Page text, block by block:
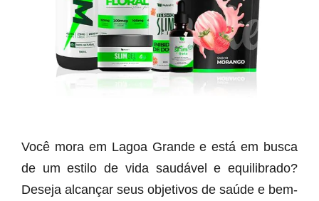
Você mora em Lagoa Grande e está em busca
de um estilo de vida saudável e equilibrado?
Deseja alcançar seus objetivos de saúde e bem-